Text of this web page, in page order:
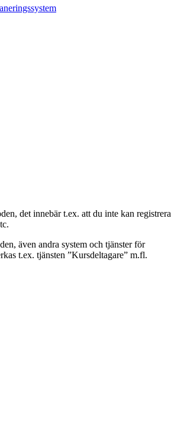
det innebär t.ex. att du inte kan registrera
även andra system och tjänster för
t.ex. tjänsten ”Kursdeltagare” m.fl.